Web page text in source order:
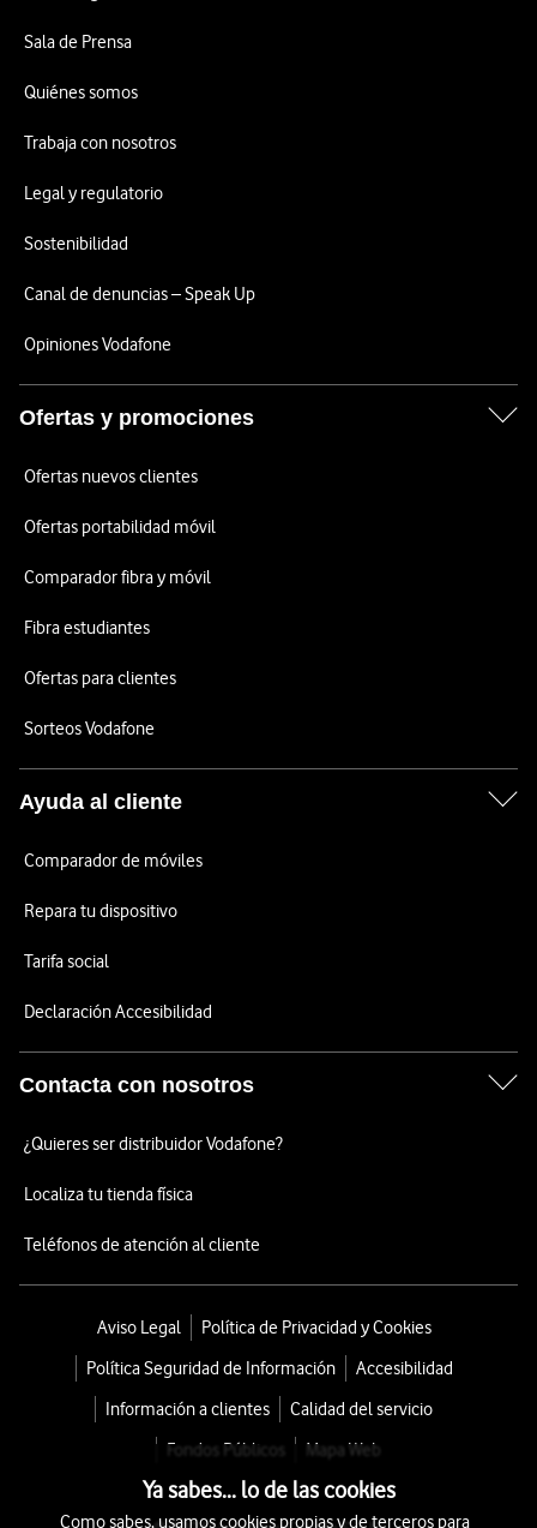
Sala de Prensa
Quiénes somos
Trabaja con nosotros
Legal y regulatorio
Sostenibilidad
Canal de denuncias – Speak Up
Opiniones Vodafone
Ofertas y promociones
Ofertas nuevos clientes
Ofertas portabilidad móvil
Comparador fibra y móvil
Fibra estudiantes
Ofertas para clientes
Sorteos Vodafone
Ayuda al cliente
Comparador de móviles
Repara tu dispositivo
Tarifa social
Declaración Accesibilidad
Contacta con nosotros
¿Quieres ser distribuidor Vodafone?
Localiza tu tienda física
Teléfonos de atención al cliente
Aviso Legal
Política de Privacidad y Cookies
Política Seguridad de Información
Accesibilidad
Información a clientes
Calidad del servicio
Fondos Públicos
Mapa Web
Ya sabes... lo de las cookies
Como sabes, usamos cookies propias y de terceros para